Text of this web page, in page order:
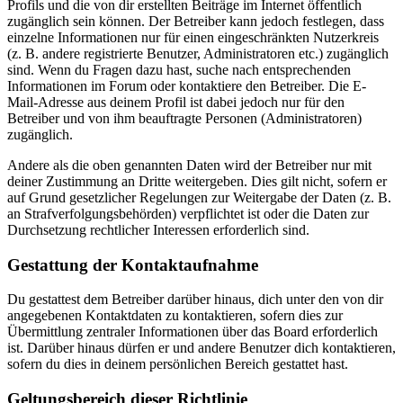
Profils und die von dir erstellten Beiträge im Internet öffentlich
zugänglich sein können. Der Betreiber kann jedoch festlegen, dass
einzelne Informationen nur für einen eingeschränkten Nutzerkreis
(z. B. andere registrierte Benutzer, Administratoren etc.) zugänglich
sind. Wenn du Fragen dazu hast, suche nach entsprechenden
Informationen im Forum oder kontaktiere den Betreiber. Die E-
Mail-Adresse aus deinem Profil ist dabei jedoch nur für den
Betreiber und von ihm beauftragte Personen (Administratoren)
zugänglich.
Andere als die oben genannten Daten wird der Betreiber nur mit
deiner Zustimmung an Dritte weitergeben. Dies gilt nicht, sofern er
auf Grund gesetzlicher Regelungen zur Weitergabe der Daten (z. B.
an Strafverfolgungsbehörden) verpflichtet ist oder die Daten zur
Durchsetzung rechtlicher Interessen erforderlich sind.
Gestattung der Kontaktaufnahme
Du gestattest dem Betreiber darüber hinaus, dich unter den von dir
angegebenen Kontaktdaten zu kontaktieren, sofern dies zur
Übermittlung zentraler Informationen über das Board erforderlich
ist. Darüber hinaus dürfen er und andere Benutzer dich kontaktieren,
sofern du dies in deinem persönlichen Bereich gestattet hast.
Geltungsbereich dieser Richtlinie